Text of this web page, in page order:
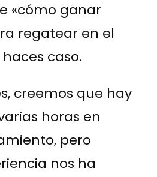
«cómo ganar
regatear en el
caso.
creemos que hay
horas en
pero
nos ha